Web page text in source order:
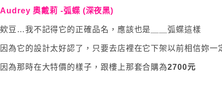
Audrey 奧戴莉 -弧蝶 (深夜黑)
欸豆…我不記得它的正確品名，應該也是＿＿弧蝶這樣
因為它的設計太好認了，只要去店裡在它下架以前相信妳一
因為那時在大特價的樣子，跟樓上那套合購為2700元